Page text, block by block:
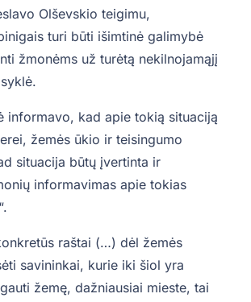
Olševskio teigimu,
turi būti išimtinė galimybė
žmonėms už turėtą nekilnojamąjį
informavo, kad apie tokią situaciją
žemės ūkio ir teisingumo
situacija būtų įvertinta ir
informavimas apie tokias
raštai (…) dėl žemės
savininkai, kurie iki šiol yra
žemę, dažniausiai mieste, tai